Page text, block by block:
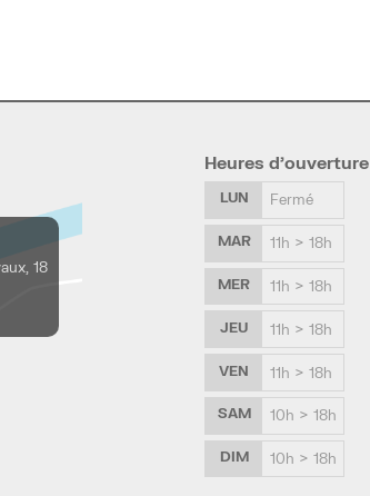
18
Heures d’ouverture
LUN Fermé
MAR 11h > 18h
MER 11h > 18h
JEU 11h > 18h
VEN 11h > 18h
SAM 10h > 18h
DIM 10h > 18h